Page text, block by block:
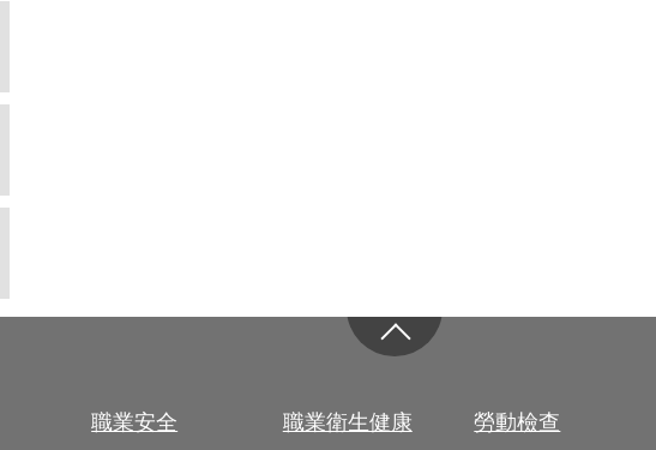
職業安全 職業衛生健康 勞動檢查